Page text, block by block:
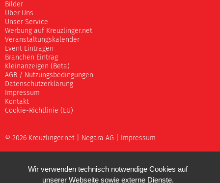
Bilder
Über Uns
Unser Service
Werbung auf Kreuzlinger.net
Veranstaltungskalender
Event Eintragen
Branchen Eintrag
Kleinanzeigen (Beta)
AGB / Nutzungsbedingungen
Datenschutzerklärung
Impressum
Kontakt
Cookie-Richtlinie (EU)
© 2026 Kreuzlinger.net | Negara AG Impressum
Wir verwenden technisch notwendige Cookies auf
unserer Webseite sowie externe Dienste.